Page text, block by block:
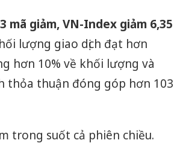
mã giảm, VN-Index giảm 6,35
lượng giao dịch đạt hơn
hơn 10% về khối lượng và
thỏa thuận đóng góp hơn 103
trong suốt cả phiên chiều.